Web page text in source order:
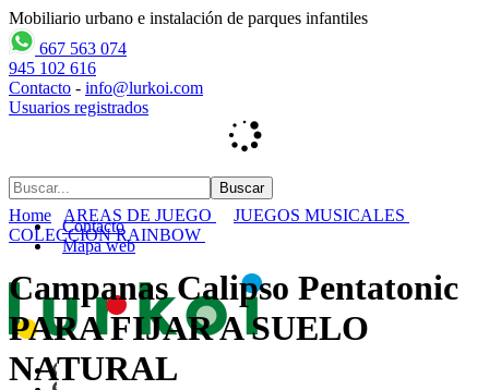
Mobiliario urbano e instalación de parques infantiles
667 563 074
945 102 616
Contacto - info@lurkoi.com
Usuarios registrados
Contacto
Mapa web
Home AREAS DE JUEGO
JUEGOS MUSICALES
COLECCION RAINBOW
Campanas Calipso Pentatonic
PARA FIJAR A SUELO
NATURAL